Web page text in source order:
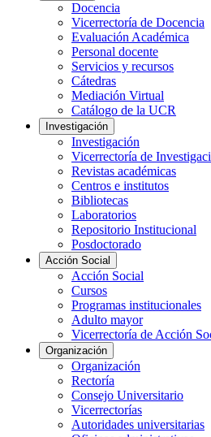
Docencia
Vicerrectoría de Docencia
Evaluación Académica
Personal docente
Servicios y recursos
Cátedras
Mediación Virtual
Catálogo de la UCR
Investigación
Investigación
Vicerrectoría de
Revistas académicas
Centros e institutos
Bibliotecas
Laboratorios
Repositorio Institucional
Posdoctorado
Acción Social
Acción Social
Cursos
Programas institucionales
Adulto mayor
Vicerrectoría de Acción
Organización
Organización
Rectoría
Consejo Universitario
Vicerrectorías
Autoridades universitarias